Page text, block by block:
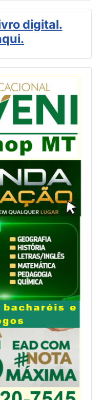
digital.